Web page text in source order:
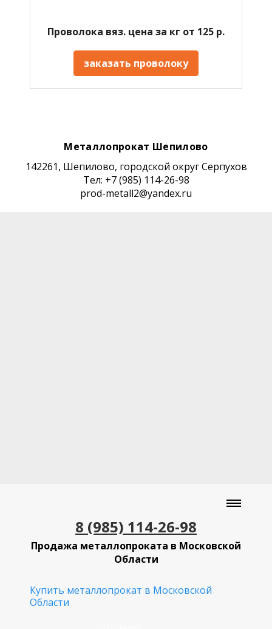
Проволока вяз. цена за кг от 125 р.
заказать проволоку
Металлопрокат Шепилово
142261, Шепилово, городской округ Серпухов
Тел: +7 (985) 114-26-98
prod-metall2@yandex.ru
8 (985) 114-26-98
Продажа металлопроката в Московской
Области
Купить металлопрокат в Московской
Области